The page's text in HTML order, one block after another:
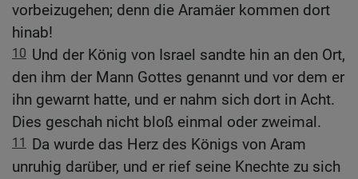
vorbeizugehen; denn die Aramäer kommen dort
hinab!
10 Und der König von Israel sandte hin an den Ort,
den ihm der Mann Gottes genannt und vor dem er
ihn gewarnt hatte, und er nahm sich dort in Acht.
Dies geschah nicht bloß einmal oder zweimal.
11
Da wurde das Herz des Königs von Aram
unruhig darüber, und er rief seine Knechte zu sich